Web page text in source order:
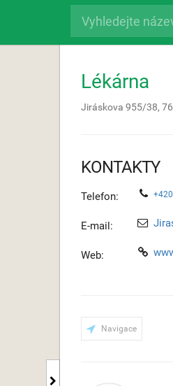
Lékárna
Jiráskova 955/38,
KONTAKTY
Telefon: +420
E-mail:
Web:
Navigace